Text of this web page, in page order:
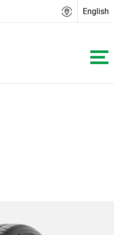
English